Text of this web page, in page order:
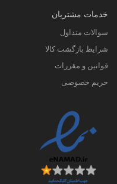
خدمات مشتریان
سوالات متداول
شرایط بازگشت کالا
قوانین و مقررات
حریم خصوصی